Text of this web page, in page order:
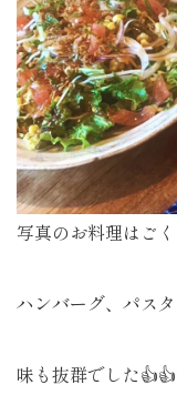
写真のお料理はごく
ハンバーグ、パス
味も抜群でした